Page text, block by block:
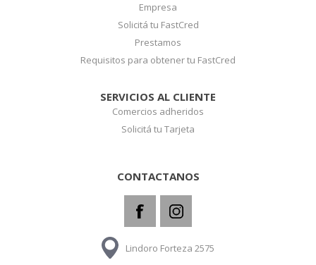
Empresa
Solicitá tu FastCred
Prestamos
Requisitos para obtener tu FastCred
SERVICIOS AL CLIENTE
Comercios adheridos
Solicitá tu Tarjeta
CONTACTANOS
Lindoro Forteza 2575